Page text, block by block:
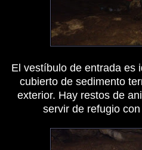
El vestíbulo de entrada es
cubierto de sedimento
exterior. Hay restos de
servir de refugio